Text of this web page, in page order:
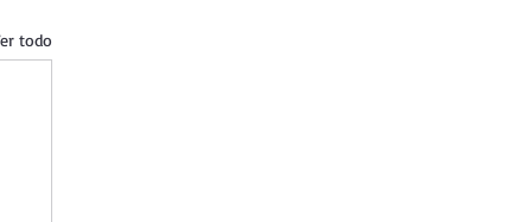
todo